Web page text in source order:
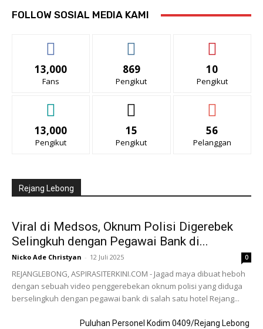
FOLLOW SOSIAL MEDIA KAMI
13,000
Fans
869
Pengikut
10
Pengikut
13,000
Pengikut
15
Pengikut
56
Pelanggan
Rejang Lebong
Viral di Medsos, Oknum Polisi Digerebek
Selingkuh dengan Pegawai Bank di...
Nicko Ade Christyan - 12 Juli 2025 0
REJANGLEBONG, ASPIRASITERKINI.COM - Jagad maya dibuat heboh
dengan sebuah video penggerebekan oknum polisi yang diduga
berselingkuh dengan pegawai bank di salah satu hotel Rejang...
Puluhan Personel Kodim 0409/Rejang Lebong